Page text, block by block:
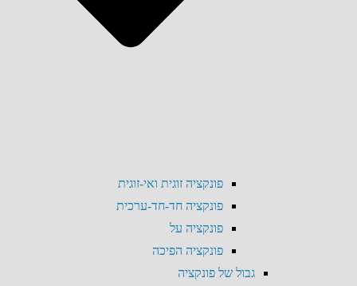
פונקציה זוגית ואי-זוגית
פונקציה חד-חד-ערכית
פונקציה על
פונקציה הפיכה
גבול של פונקציה